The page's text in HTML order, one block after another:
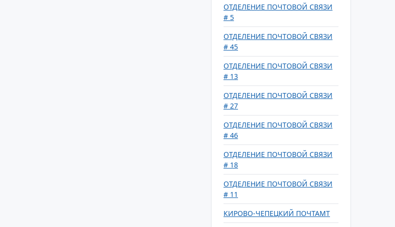
ОТДЕЛЕНИЕ ПОЧТОВОЙ СВЯЗИ
# 5
ОТДЕЛЕНИЕ ПОЧТОВОЙ СВЯЗИ
# 45
ОТДЕЛЕНИЕ ПОЧТОВОЙ СВЯЗИ
# 13
ОТДЕЛЕНИЕ ПОЧТОВОЙ СВЯЗИ
# 27
ОТДЕЛЕНИЕ ПОЧТОВОЙ СВЯЗИ
# 46
ОТДЕЛЕНИЕ ПОЧТОВОЙ СВЯЗИ
# 18
ОТДЕЛЕНИЕ ПОЧТОВОЙ СВЯЗИ
# 11
КИРОВО-ЧЕПЕЦКИЙ ПОЧТАМТ